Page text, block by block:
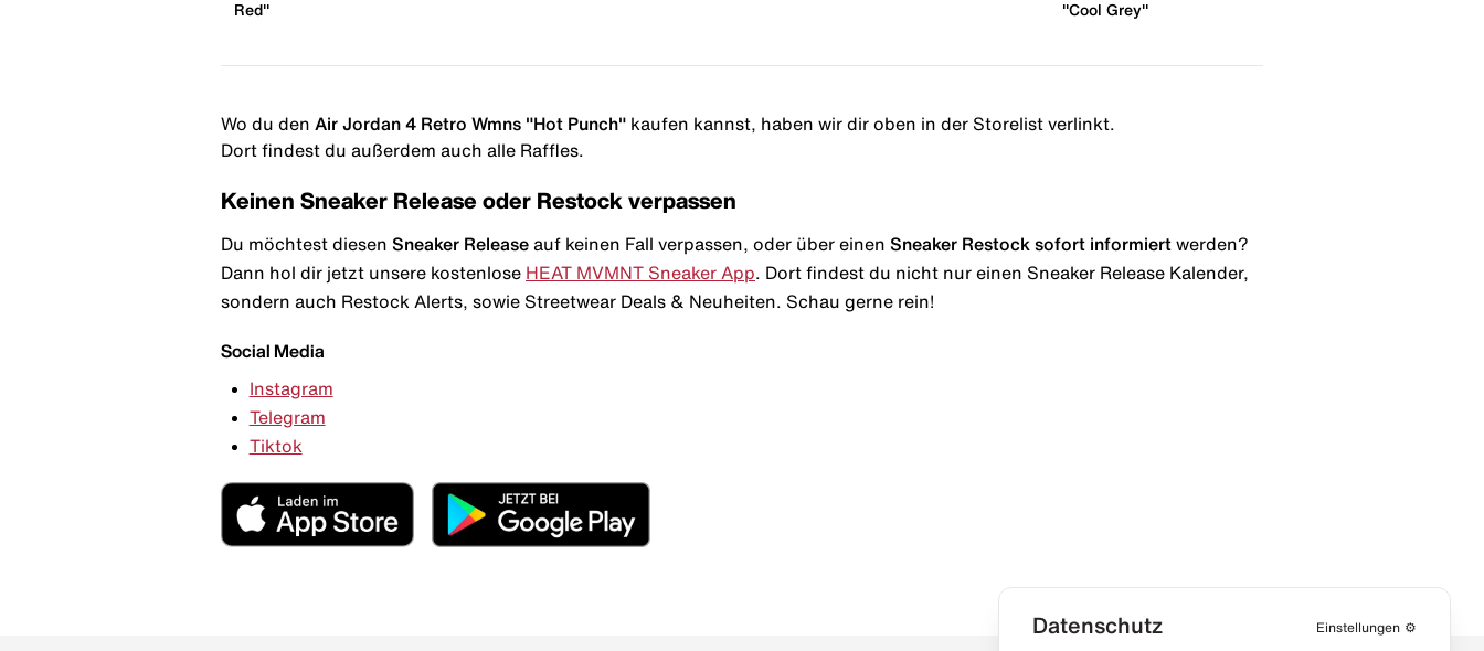
Red"
"Cool Grey"
Wo du den Air Jordan 4 Retro Wmns "Hot Punch" kaufen kannst, haben wir dir oben in der Storelist verlinkt.
Dort findest du außerdem auch alle Raffles.
Keinen Sneaker Release oder Restock verpassen
Du möchtest diesen Sneaker Release auf keinen Fall verpassen, oder über einen Sneaker Restock sofort informiert werden?
Dann hol dir jetzt unsere kostenlose HEAT MVMNT Sneaker App . Dort findest du nicht nur einen Sneaker Release Kalender,
sondern auch Restock Alerts, sowie Streetwear Deals & Neuheiten. Schau gerne rein!
Social Media
Instagram
Telegram
Tiktok
Datenschutz Einstellungen ⚙️